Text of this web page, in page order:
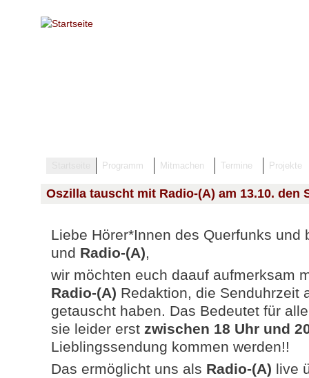
Direkt zum Inhalt
Programm Mitmachen Termine Projekte
Oszilla tauscht mit Radio-(A) am 13.10. den
Liebe Hörer*Innen des Querfunks
und Radio-(A),
wir möchten euch daauf aufmerksam
Radio-(A) Redaktion, die Senduhrzeit
getauscht haben. Das Bedeutet für
sie leider erst zwischen 18 Uhr und
Lieblingssendung kommen werden!!
Das ermöglicht uns als Radio-(A) live